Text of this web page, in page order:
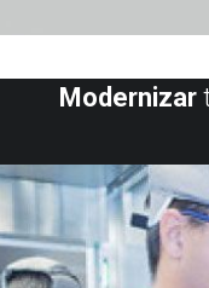
Modernizar